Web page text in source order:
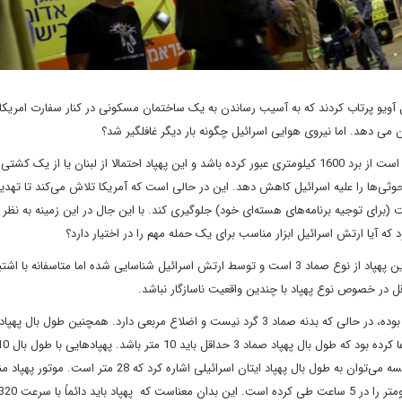
پرتاب کردند که به آسیب رساندن به یک ساختمان مسکونی در کنار سفارت
دهد. اما نیروی هوایی اسرائیل چگونه بار دیگر غافلگیر شد؟
کارشناسان تخمین می زنند که پهپادی که به تل آویو حمله کرد بعید است از برد 1600 کیلومتری عبور کرده باشد و این پهپاد احتمالا از لبنان
را علیه اسرائیل کاهش دهد. این در حالی است که آمریکا تلاش می‌کند تا
توجیه برنامه‌های هسته‌ای خود) جلوگیری کند. با این جال در این زمینه به
ارتش اسرائیل ابزار مناسب برای یک حمله مهم را در اختیار دارد؟
سخنگوی ارتش اسرائیل، سرتیپ دانیال هاگاری، مدعی شد که که این پهپاد از نوع صماد 3 است و توسط ارتش اسرائیل شناسایی شده اما
خصوص نوع پهپاد با چندین واقعیت ناسازگار نباشد.
از تصاویر بقایای پهپاد منفجر شده مشخص است که بدنه پهپاد گرد بوده، در حالی که بدنه صماد 3 گرد نیست و اضلاع مربعی دارد. همچنین
کوچکترین مدل از سری پهپادهای بزرگ در جهان هستند. برای مقایسه می‌توان به طول بال پهپاد ایتان اسرائیلی